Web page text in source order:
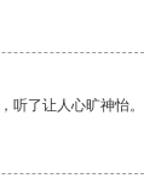
听了让人心旷神怡。